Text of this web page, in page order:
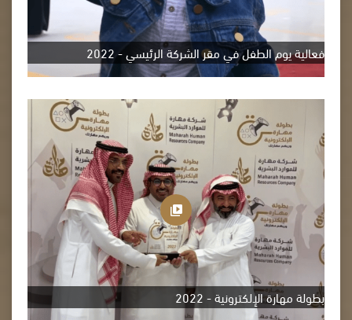
فعالية يوم الطفل في مقر الشركة الرئيسي - 2022
بطولة مهارة الإلكترونية - 2022